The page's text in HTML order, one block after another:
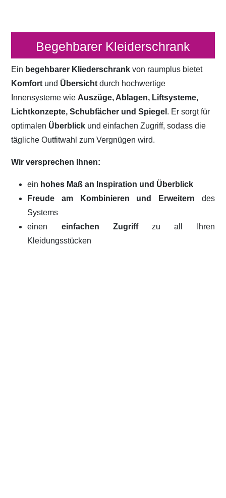
Begehbarer Kleiderschrank
Ein begehbarer Kliederschrankvon raumplus bietet
Komfort und Übersicht durch hochwertige
Innensysteme wie Auszüge, Ablagen, Liftsysteme,
Lichtkonzepte, Schubfächer und Spiegel . Er sorgt für
optimalen Überblick und einfachen Zugriff, sodass die
tägliche Outfitwahl zum Vergnügen wird.
Wir versprechen Ihnen:
ein hohes Maß an Inspiration und Überblick
Freude am Kombinieren und Erweitern des
Systems
einen einfachen Zugriffzu all Ihren
Kleidungsstücken